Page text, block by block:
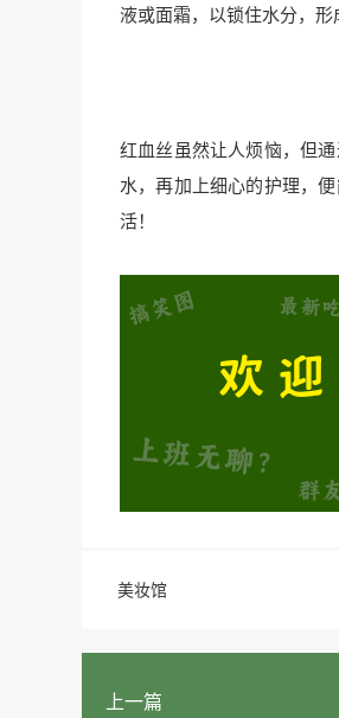
液或面霜，以锁住水分，形
红血丝虽然让人烦恼，但
水，再加上细心的护理，
活！
美妆馆
上一篇